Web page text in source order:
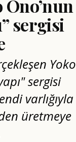
sergisi
Yoko
sergisi
varlığıyla
üretmeye